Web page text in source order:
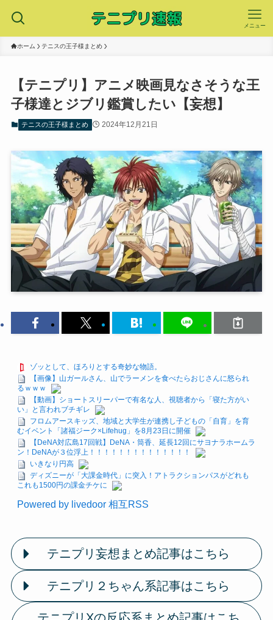
メニュー
ホーム テニスの王子様まとめ
【テニプリ】アニメ映画見なさそうな王
子様達とジブリ鑑賞したい【妄想】
テニスの王子様まとめ 2024年12月21日
ゾッとして、ほろりとする奇妙な物語。
【画像】山ガールさん、山でラーメンを食べたらおじさんに怒られ
るｗｗｗ
【動画】ショートスリーパーで有名な人、視聴者から「寝た方がい
い」と言われブチギレ
フロムアースキッズ、地域と大学生が連携し子どもの「自育」を育
むイベント「諸福ジーク×Lifehug」を8月23日に開催
【DeNA対広島17回戦】DeNA・筒香、延長12回にサヨナラホームラ
ン！DeNAが３位浮上！！！！！！！！！！！！！！
いきなり円高
ディズニーが「大課金時代」に突入！アトラクションパスがどれも
これも1500円の課金チケに
Powered by livedoor 相互RSS
テニプリ妄想まとめ記事はこちら
テニプリ２ちゃん系記事はこちら